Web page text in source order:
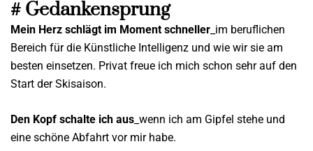
# Gedankensprung
Mein Herz schlägt im Moment schneller _im beruflichen
Bereich für die Künstliche Intelligenz und wie wir sie am
besten einsetzen. Privat freue ich mich schon sehr auf den
Start der Skisaison.
Den Kopf schalte ich aus _wenn ich am Gipfel stehe und
eine schöne Abfahrt vor mir habe.